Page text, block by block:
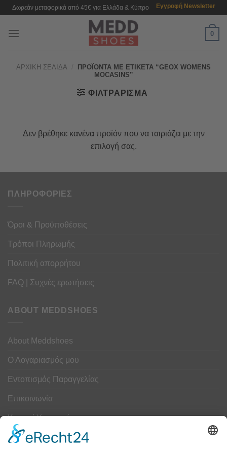
Μετάβαση
περιεχόμενο
Δωρεάν μεταφορικά από 45€ για Ελλάδα & Κύπρο Εγγραφή Newsletter
0
ΑΡΧΙΚΉ ΣΕΛΊΔΑ
ΠΡΟΪΌΝΤΑ ΜΕ ΕΤΙΚΈΤΑ “GEOX WOMENS
MOCASINS”
ΦΙΛΤΡΆΡΙΣΜΑ
Δεν βρέθηκε κανένα προϊόν που να ταιριάζει με την
επιλογή σας.
ΠΛΗΡΟΦΟΡΙΕΣ
Όροι & Προϋποθέσεις
Τρόποι Πληρωμής
Πολιτική απορρήτου
FAQ | Συχνές ερωτήσεις
ABOUT MEDDSHOES
About Meddshoes
Ο Λογαριασμός μου
Εντοπισμός Παραγγελίας
Επικοινωνία
Κουμπί Υπαναχώρησης
ΟΔΗΓΟΣ ΜΕΓΕΘΩΝ